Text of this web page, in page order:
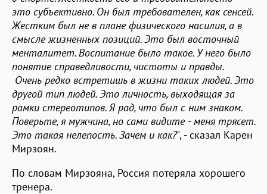
это субъективно. Он был требователен, как сенсей.
Жестким был не в плане физического насилия, а в
смысле жизненных позиций. Это был восточный
менталитет. Воспитание было такое. У него было
понятие справедливости, чистоты и правды.
Очень редко встретишь в жизни таких людей. Это
другой тип людей. Это личность, выходящая за
рамки стереотипов. Я рад, что был с ним знаком.
Поверьте, я мужчина, но сами видите - меня трясет.
Это такая нелепость. Зачем и как?", - сказал Карен
Мирзоян.
По словам Мирзояна, Россия потеряла хорошего
тренера.